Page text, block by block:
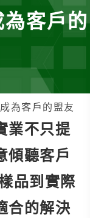
客戶的
為客戶的盟友
業不只提
傾聽客戶
品到實際
合的解決